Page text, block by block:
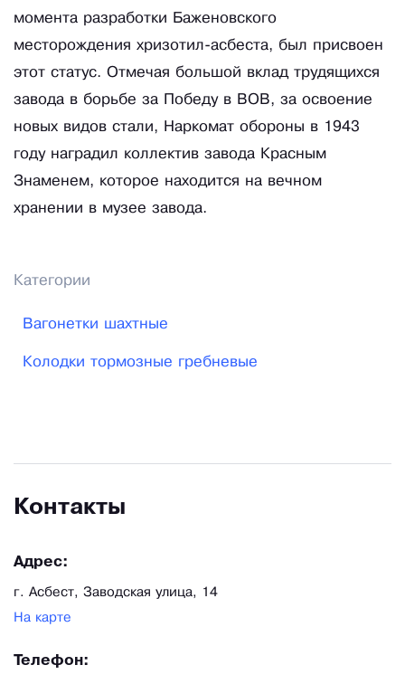
момента разработки Баженовского
месторождения хризотил-асбеста, был присвоен
этот статус. Отмечая большой вклад трудящихся
завода в борьбе за Победу в ВОВ, за освоение
новых видов стали, Наркомат обороны в 1943
году наградил коллектив завода Красным
Знаменем, которое находится на вечном
хранении в музее завода.
Категории
Вагонетки шахтные
Колодки тормозные гребневые
Контакты
Адрес:
г. Асбест, Заводская улица, 14
На карте
Телефон: